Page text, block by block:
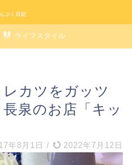
ぷく日記
ライフスタイル
カツをガッツ
泉のお店「キッ
年8月1日 / 2022年7月12日